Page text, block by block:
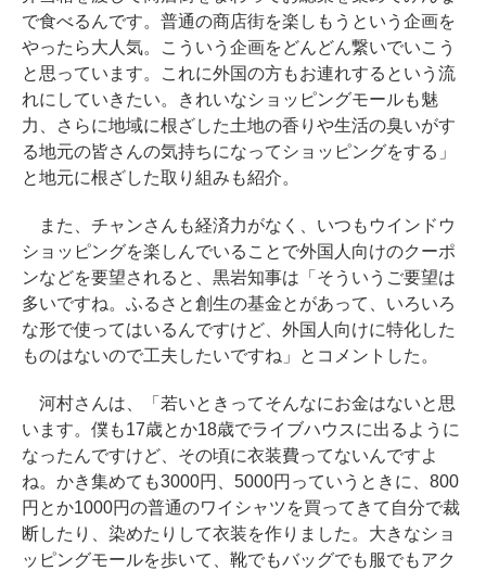
で食べるんです。普通の商店街を楽しもうという企画を
やったら大人気。こういう企画をどんどん繋いでいこう
と思っています。これに外国の方もお連れするという流
れにしていきたい。きれいなショッピングモールも魅
力、さらに地域に根ざした土地の香りや生活の臭いがす
る地元の皆さんの気持ちになってショッピングをする」
と地元に根ざした取り組みも紹介。
また、チャンさんも経済力がなく、いつもウインドウ
ショッピングを楽しんでいることで外国人向けのクーポ
ンなどを要望されると、黒岩知事は「そういうご要望は
多いですね。ふるさと創生の基金とがあって、いろいろ
な形で使ってはいるんですけど、外国人向けに特化した
ものはないので工夫したいですね」とコメントした。
河村さんは、「若いときってそんなにお金はないと思
います。僕も17歳とか18歳でライブハウスに出るように
なったんですけど、その頃に衣装費ってないんですよ
ね。かき集めても3000円、5000円っていうときに、800
円とか1000円の普通のワイシャツを買ってきて自分で裁
断したり、染めたりして衣装を作りました。大きなショ
ッピングモールを歩いて、靴でもバッグでも服でもアク